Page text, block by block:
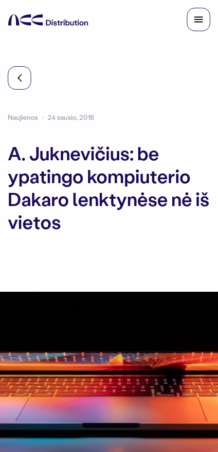
Naujienos 24 sausio, 2018
A. Juknevičius: be
ypatingo kompiuterio
Dakaro lenktynėse nė iš
vietos